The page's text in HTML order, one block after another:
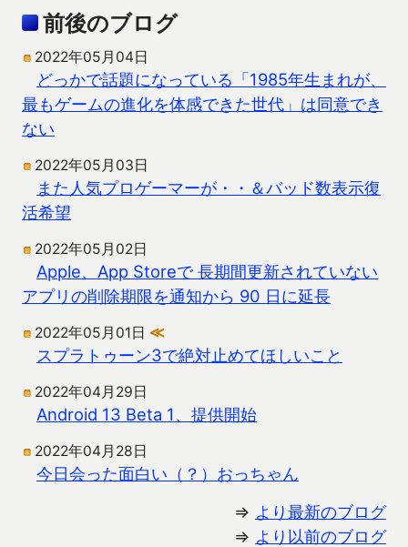
前後のブログ
2022年05月04日
どっかで話題になっている「1985年生まれが、
最もゲームの進化を体感できた世代」は同意でき
ない
2022年05月03日
また人気プロゲーマーが・・＆バッド数表示復
活希望
2022年05月02日
Apple、App Storeで 長期間更新されていない
アプリの削除期限を通知から 90 日に延長
2022年05月01日 ≪
スプラトゥーン3で絶対止めてほしいこと
2022年04月29日
Android 13 Beta 1、提供開始
2022年04月28日
今日会った面白い（？）おっちゃん
⇒ より最新のブログ
⇒ より以前のブログ